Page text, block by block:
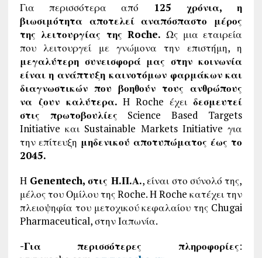
Για περισσότερα από
125 χρόνια, η
βιωσιμότητα αποτελεί αναπόσπαστο μέρος
της λειτουργίας της Roche. Ως μια εταιρεία
που λειτουργεί με γνώμονα την επιστήμη, η
μεγαλύτερη συνεισφορά μας στην κοινωνία
είναι η ανάπτυξη καινοτόμων φαρμάκων και
διαγνωστικών που βοηθούν τους ανθρώπους
να ζουν καλύτερα. Η Roche έχειδεσμευτεί
στις πρωτοβουλίες Science Based Targets
Initiative και Sustainable Markets Initiative για
την επίτευξη μηδενικού αποτυπώματος έως το
2045.
ΗGenentech, στις Η.Π.Α., είναι στο σύνολό της,
μέλος του Ομίλου της Roche. Η Roche κατέχει την
πλειοψηφία του μετοχικού κεφαλαίου της Chugai
Pharmaceutical, στην Ιαπωνία.
-Για περισσότερες πληροφορίες: